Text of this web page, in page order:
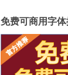
免费可商用字